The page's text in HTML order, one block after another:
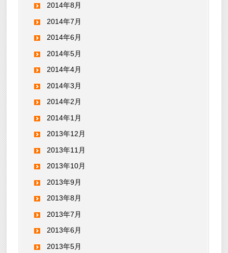
2014年8月
2014年7月
2014年6月
2014年5月
2014年4月
2014年3月
2014年2月
2014年1月
2013年12月
2013年11月
2013年10月
2013年9月
2013年8月
2013年7月
2013年6月
2013年5月